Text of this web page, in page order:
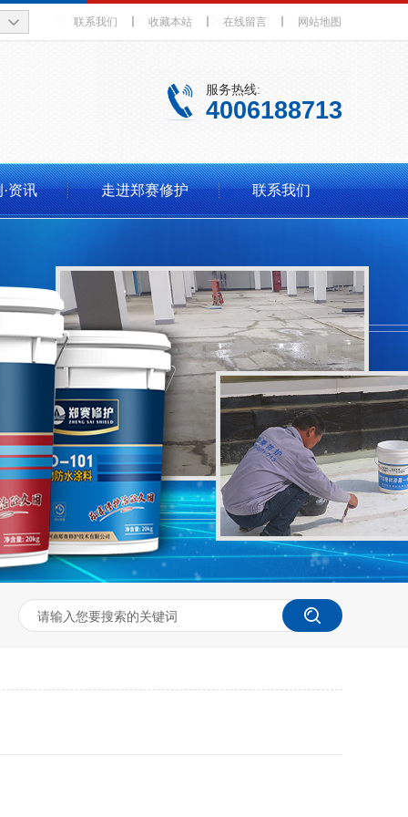
联系我们 收藏本站 在线留言 网站地图
服务热线:
4006188713
资讯 走进郑赛修护 联系我们